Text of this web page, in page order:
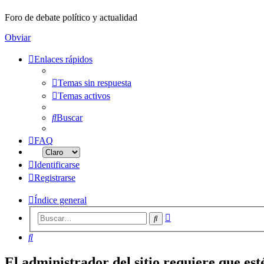
Foro de debate político y actualidad
Obviar
Enlaces rápidos
Temas sin respuesta
Temas activos
Buscar
FAQ
Identificarse
Registrarse
Índice general
Buscar
Buscar